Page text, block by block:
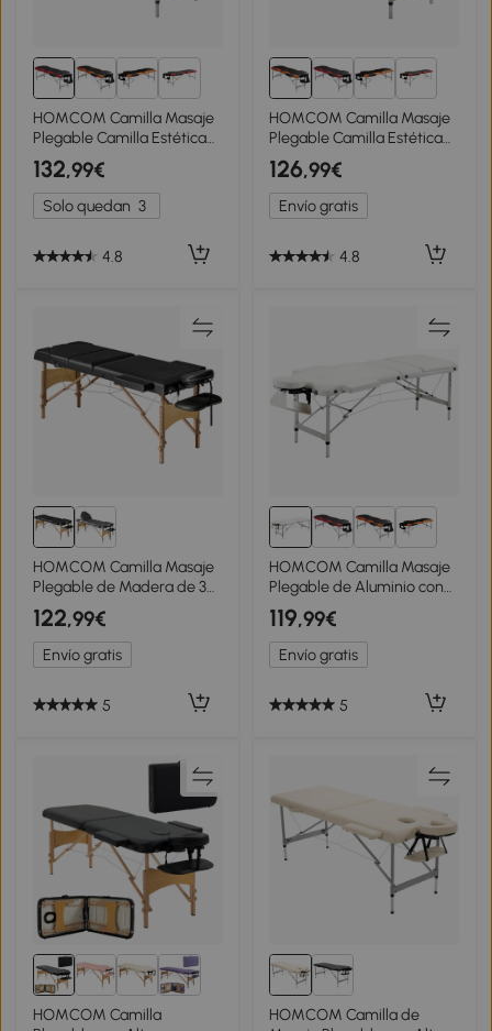
1+
HOMCOM Camilla Masaje
Plegable Camilla Estética
Profesional de Aluminio de
3 Zonas con Respaldo
Altura Ajustable 9 Niveles
Reposacabezas Extraíble
Spa 210x81 cm Negro y
132,99€
Solo quedan 3
4.8
1+
HOMCOM Camilla Masaje
Plegable Camilla Estética
Profesional de Aluminio de
3 Zonas con Respaldo
Altura Ajustable 9 Niveles
Reposacabezas Extraíble
Spa 210x81cm Negro y
126,99€
Envío gratis
4.8
HOMCOM Camilla Masaje
Plegable de Madera de 3
Zonas con Altura Ajustable
Reposacabezas
Reposabrazos 215x60x62-
89 cm Negro
122,99€
Envío gratis
5
1+
HOMCOM Camilla Masaje
Plegable de Aluminio con
Altura Ajustable 3 Zonas
Reposacabezas
Reposabrazos Blanco
119,99€
Envío gratis
5
HOMCOM Camilla
HOMCOM Camilla de